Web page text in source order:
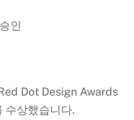
인
Dot Design Awards
상했습니다.